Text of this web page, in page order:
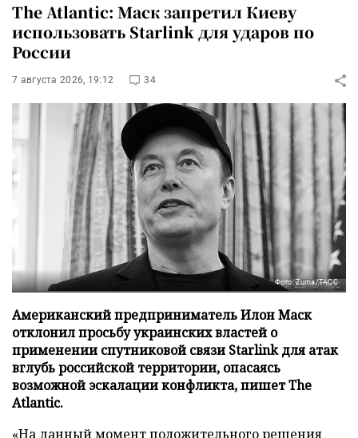
The Atlantic: Маск запретил Киеву
использовать Starlink для ударов по
России
7 августа 2026, 19:12 34
Фото: Zuma/ТАСС
Американский предприниматель Илон Маск
отклонил просьбу украинских властей о
применении спутниковой связи Starlink для атак
вглубь российской территории, опасаясь
возможной эскалации конфликта, пишет The
Atlantic.
«На данный момент положительного решения